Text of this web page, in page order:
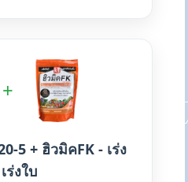
+
5 + ฮิวมิคFK - เร่ง
ร่งใบ